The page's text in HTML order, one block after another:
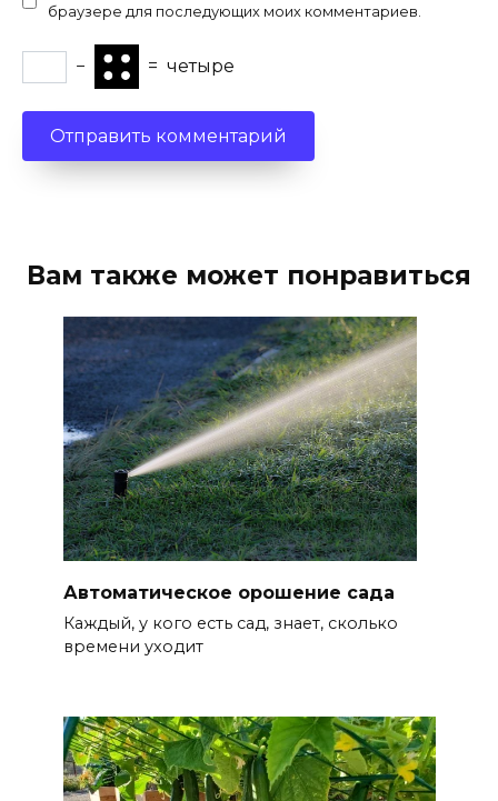
браузере для последующих моих комментариев.
− = четыре
Вам также может понравиться
Автоматическое орошение сада
Каждый, у кого есть сад, знает, сколько
времени уходит